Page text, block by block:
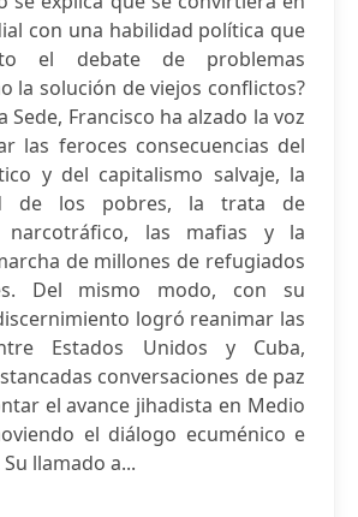
con una habilidad política que
el debate de problemas
la solución de viejos conflictos?
Sede, Francisco ha alzado la voz
las feroces consecuencias del
y del capitalismo salvaje, la
de los pobres, la trata de
narcotráfico, las mafias y la
de millones de refugiados
Del mismo modo, con su
logró reanimar las
Estados Unidos y Cuba,
conversaciones de paz
el avance jihadista en Medio
el diálogo ecuménico e
llamado a...